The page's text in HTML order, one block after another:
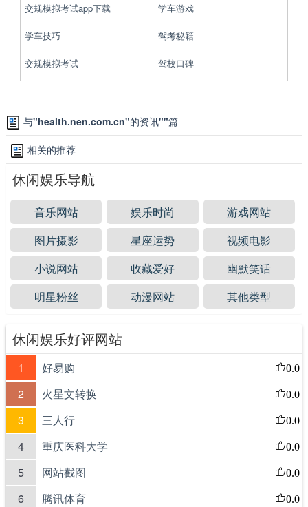
交规模拟考试app下载 学车游戏
学车技巧 驾考秘籍
交规模拟考试 驾校口碑
驾校查询 驾校排名
学车网
考驾照
与"health.nen.com.cn"的资讯""篇
相关的推荐
休闲娱乐导航
音乐网站 娱乐时尚
游戏网站
图片摄影
星座运势
视频电影
小说网站
收藏爱好
幽默笑话
明星粉丝
动漫网站 其他类型
休闲娱乐好评网站
1 好易购 0.0
2 火星文转换 0.0
3 三人行 0.0
4 重庆医科大学 0.0
5 网站截图 0.0
6 腾讯体育 0.0